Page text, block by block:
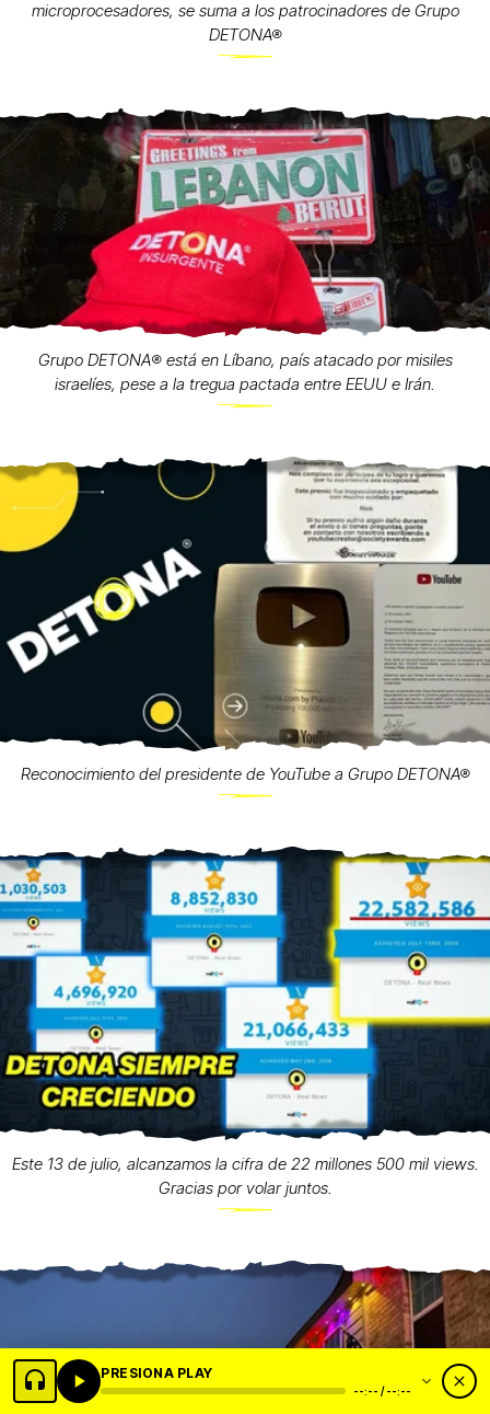
microprocesadores, se suma a los patrocinadores de Grupo
DETONA®
Grupo DETONA®️ está en Líbano, país atacado por misiles
israelíes, pese a la tregua pactada entre EEUU e Irán.
Reconocimiento del presidente de YouTube a Grupo DETONA®
Este 13 de julio, alcanzamos la cifra de 22 millones 500 mil views.
Gracias por volar juntos.
PRESIONA PLAY
--:-- / --:--